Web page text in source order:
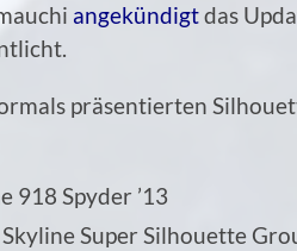
angekündigtdas
präsentierten
918 Spyder ’13
Super Silhouette